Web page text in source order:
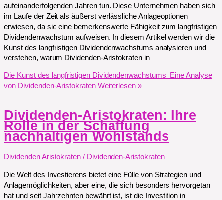
aufeinanderfolgenden Jahren tun. Diese Unternehmen haben sich
im Laufe der Zeit als äußerst verlässliche Anlageoptionen
erwiesen, da sie eine bemerkenswerte Fähigkeit zum langfristigen
Dividendenwachstum aufweisen. In diesem Artikel werden wir die
Kunst des langfristigen Dividendenwachstums analysieren und
verstehen, warum Dividenden-Aristokraten in
Die Kunst des langfristigen Dividendenwachstums: Eine Analyse
von Dividenden-Aristokraten Weiterlesen »
Dividenden-Aristokraten: Ihre
Rolle in der Schaffung
nachhaltigen Wohlstands
Dividenden Aristokraten / Dividenden-Aristokraten
Die Welt des Investierens bietet eine Fülle von Strategien und
Anlagemöglichkeiten, aber eine, die sich besonders hervorgetan
hat und seit Jahrzehnten bewährt ist, ist die Investition in